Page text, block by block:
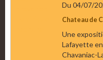
Du 04/07/
Chateau de
Une
Lafayette
Chavaniac-